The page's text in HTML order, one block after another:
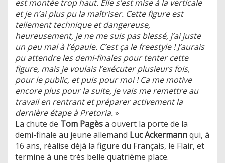
est montée trop haut. Elle s’est mise à la verticale
et je n’ai plus pu la maîtriser. Cette figure est
tellement technique et dangereuse,
heureusement, je ne me suis pas blessé, j’ai juste
un peu mal à l’épaule. C’est ça le freestyle ! J’aurais
pu attendre les demi-finales pour tenter cette
figure, mais je voulais l’exécuter plusieurs fois,
pour le public, et puis pour moi ! Ca me motive
encore plus pour la suite, je vais me remettre au
travail en rentrant et préparer activement la
dernière étape à Pretoria.»
La chute de Tom Pagèsa ouvert la porte de la
demi-finale au jeune allemand Luc Ackermannqui, à
16 ans, réalise déjà la figure du Français, le Flair, et
termine à une très belle quatrième place.